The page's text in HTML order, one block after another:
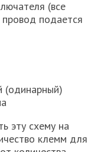
(все
подается
(одинарный)
эту схему на
клемм для